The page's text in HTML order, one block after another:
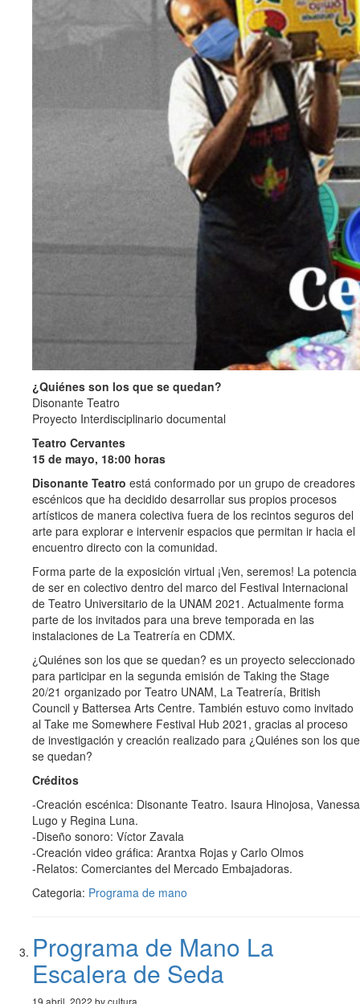
¿Quiénes son los que se quedan?
Disonante Teatro
Proyecto Interdisciplinario documental
Teatro Cervantes
15 de mayo, 18:00 horas
Disonante Teatro está conformado por un grupo de creadores
escénicos que ha decidido desarrollar sus propios procesos
artísticos de manera colectiva fuera de los recintos seguros del
arte para explorar e intervenir espacios que permitan ir hacia el
encuentro directo con la comunidad.
Forma parte de la exposición virtual ¡Ven, seremos! La potencia
de ser en colectivo dentro del marco del Festival Internacional
de Teatro Universitario de la UNAM 2021. Actualmente forma
parte de los invitados para una breve temporada en las
instalaciones de La Teatrería en CDMX.
¿Quiénes son los que se quedan? es un proyecto seleccionado
para participar en la segunda emisión de Taking the Stage
20/21 organizado por Teatro UNAM, La Teatrería, British
Council y Battersea Arts Centre. También estuvo como invitado
al Take me Somewhere Festival Hub 2021, gracias al proceso
de investigación y creación realizado para ¿Quiénes son los que
se quedan?
Créditos
-Creación escénica: Disonante Teatro. Isaura Hinojosa, Vanessa
Lugo y Regina Luna.
-Diseño sonoro: Víctor Zavala
-Creación video gráfica: Arantxa Rojas y Carlo Olmos
-Relatos: Comerciantes del Mercado Embajadoras.
Categoria: Programa de mano
Programa de Mano La
Escalera de Seda
19 abril, 2022 by cultura